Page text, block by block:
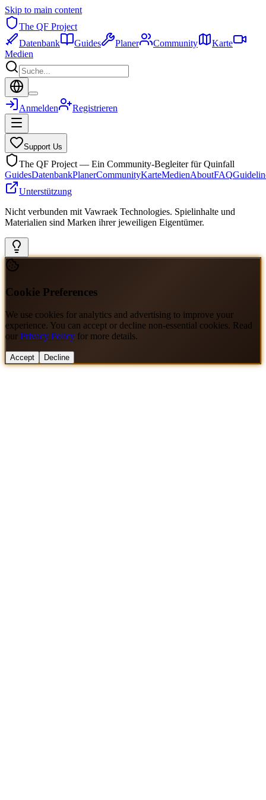
Skip to main content
The QF Project
Datenbank
Guides Planer Community
Karte
Medien
Anmelden Registrieren
Support Us
The QF Project — Ein Community-Begleiter für Quinfall
GuidesDatenbankPlanerCommunityKarteMedienAboutFAQ
Unterstützung
Nicht verbunden mit Vawraek Technologies. Spielinhalte und
Materialien sind Marken ihrer jeweiligen Eigentümer.
Cookie Preferences
We use cookies for analytics and advertising to improve your
experience. You can accept or decline non-essential cookies. Read
our Privacy Policy for more details.
Accept Decline